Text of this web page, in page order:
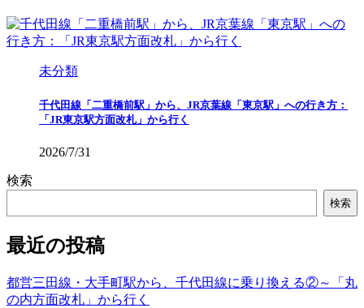
未分類
千代田線「二重橋前駅」から、JR京葉線「東京駅」への行き方：
「JR東京駅方面改札」から行く
2026/7/31
検索
検索
最近の投稿
都営三田線・大手町駅から、千代田線に乗り換える②～「丸
の内方面改札」から行く